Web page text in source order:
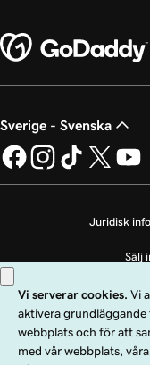
Sverige - Svenska
Juridisk
Sälj
Copyright © 1999 - 2026
Ordmärket GoDaddy är
Operating Company,
registrerat